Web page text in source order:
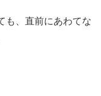
も、直前にあわてな